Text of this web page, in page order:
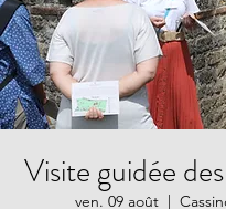
Visite guidée
ven. 09 août
  |